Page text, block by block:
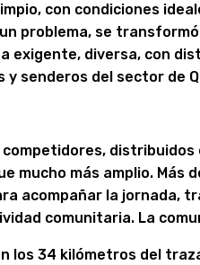
con condiciones
problema, se
exigente, diversa, con
senderos del sector de
competidores,
mucho más amplio. Más
acompañar la jornada,
comunitaria. La
los 34 kilómetros del